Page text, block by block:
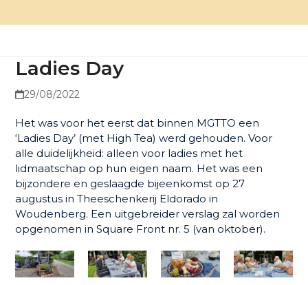
Ladies Day
29/08/2022
Het was voor het eerst dat binnen MGTTO een
‘Ladies Day’ (met High Tea) werd gehouden. Voor
alle duidelijkheid: alleen voor ladies met het
lidmaatschap op hun eigen naam. Het was een
bijzondere en geslaagde bijeenkomst op 27
augustus in Theeschenkerij Eldorado in
Woudenberg. Een uitgebreider verslag zal worden
opgenomen in Square Front nr. 5 (van oktober).